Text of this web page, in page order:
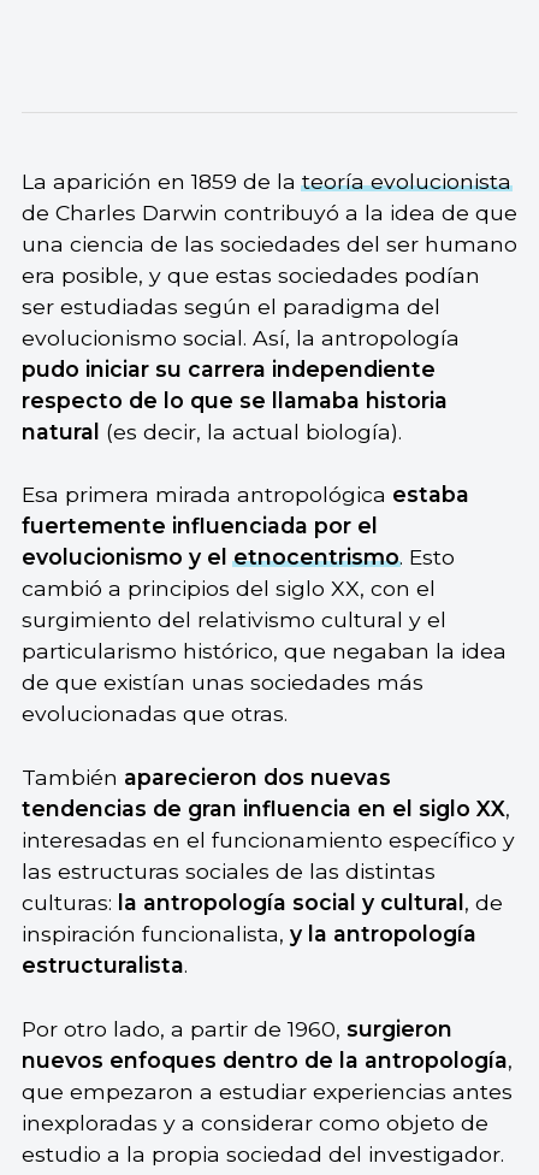
La aparición en 1859 de lateoría evolucionista
de Charles Darwin contribuyó a la idea de que
una ciencia de las sociedades del ser humano
era posible, y que estas sociedades podían
ser estudiadas según el paradigma del
evolucionismo social. Así, la antropología
pudo iniciar su carrera independiente
respecto de lo que se llamaba historia
natural (es decir, la actual biología).
Esa primera mirada antropológica estaba
fuertemente influenciada por el
evolucionismo y eletnocentrismo. Esto
cambió a principios del siglo XX, con el
surgimiento del relativismo cultural y el
particularismo histórico, que negaban la idea
de que existían unas sociedades más
evolucionadas que otras.
También aparecieron dos nuevas
tendencias de gran influencia en el siglo XX,
interesadas en el funcionamiento específico y
las estructuras sociales de las distintas
culturas: la antropología social y cultural , de
inspiración funcionalista, y la antropología
estructuralista.
Por otro lado, a partir de 1960, surgieron
nuevos enfoques dentro de la antropología,
que empezaron a estudiar experiencias antes
inexploradas y a considerar como objeto de
estudio a la propia sociedad del investigador.